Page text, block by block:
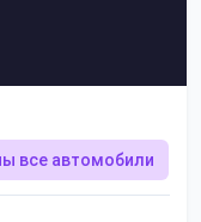
все автомобили